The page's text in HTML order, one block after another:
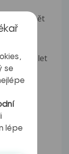
trpět
bolet
v
Vaši
se
lépe